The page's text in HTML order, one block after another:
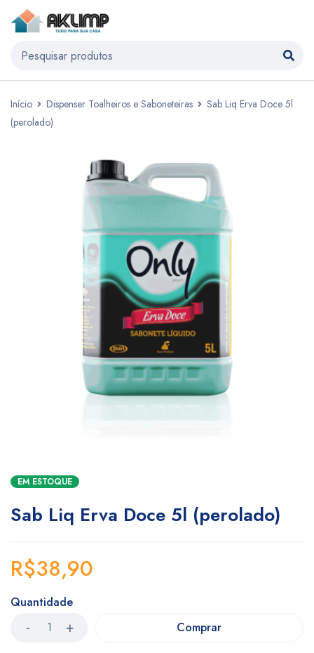
Início Dispenser Toalheiros e Saboneteiras
Sab Liq Erva Doce 5l
(perolado)
EM ESTOQUE
Sab Liq Erva Doce 5l (perolado)
R$38,90
Quantidade
Comprar